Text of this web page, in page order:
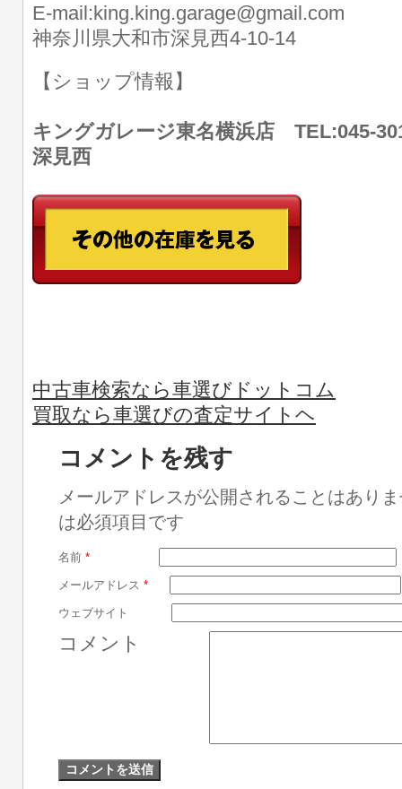
E-mail:king.king.garage@gmail.com
神奈川県大和市深見西4-10-14
【ショップ情報】
キングガレージ東名横浜店 TEL:045-
深見西
中古車検索なら車選びドットコム
買取なら車選びの査定サイトヘ
コメントを残す
メールアドレスが公開されることはあり
は必須項目です
名前 *
メールアドレス *
ウェブサイト
コメント